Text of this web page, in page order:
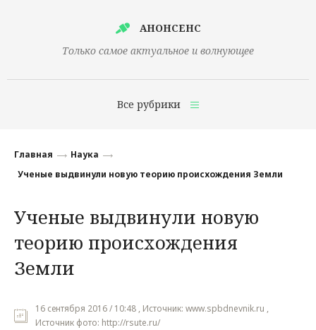
АНОНСЕНС
Только самое актуальное и волнующее
Все рубрики
Финансы
Наука
Культура
Политика
Главная
Наука
Ученые выдвинули новую теорию происхождения Земли
Ученые выдвинули новую
теорию происхождения
Земли
16 сентября 2016 / 10:48 , Источник: www.spbdnevnik.ru ,
Источник фото: http://rsute.ru/